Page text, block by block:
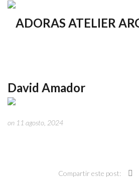
David Amador
on 11 agosto, 2024
Compartir este post: